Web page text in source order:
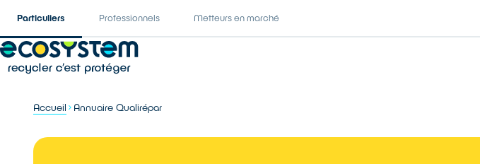
Particuliers Professionnels Metteurs en marché
Accueil Annuaire Qualirépar